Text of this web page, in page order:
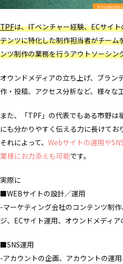
TPFは、ITベンチャー経験、ECサイ
テンツに特化した制作担当者がチーム
ンツ制作の業務を行うアウトソーシン
オウンドメディアの立ち上げ、ブラン
作・投稿、アクセス分析など、様々な
また、「TPF」の代表でもある市野は
にも分かりやすく伝える力に長けてお
それによって、 Webサイトの運用や
業様にお力添えも可能です。
実際に
■WEBサイトの設計／運用
-マーケティング会社のコンテンツ制
ジ、ECサイト運用、オウンドメディア
■SNS運用
-アカウントの企画、アカウントの運